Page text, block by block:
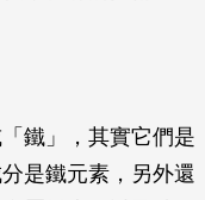
鐵」，其實它們是
是鐵元素，另外還